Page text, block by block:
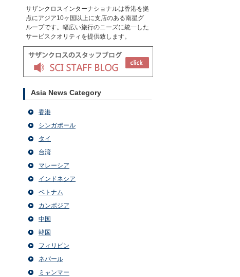
サザンクロスインターナショナルは香港を拠
点にアジア10ヶ国以上に支店のある南星グ
ループです。幅広い旅行のニーズに統一した
サービスクオリティを提供致します。
Asia News Category
香港
シンガポール
タイ
台湾
マレーシア
インドネシア
ベトナム
カンボジア
中国
韓国
フィリピン
ネパール
ミャンマー